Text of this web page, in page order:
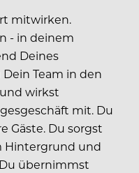
mitwirken.
- in deinem
Deines
Team in den
wirkst
mit. Du
Gäste. Du sorgst
Hintergrund und
übernimmst